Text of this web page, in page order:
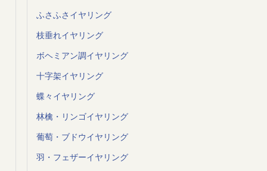
ふさふさイヤリング
枝垂れイヤリング
ボヘミアン調イヤリング
十字架イヤリング
蝶々イヤリング
林檎・リンゴイヤリング
葡萄・ブドウイヤリング
羽・フェザーイヤリング